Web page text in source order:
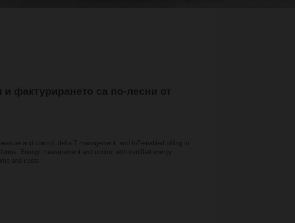
и фактурирането са по-лесни от
and control, delta T management, and IoT-enabled billing in
Energy measurement and control with certified energy
and costs.